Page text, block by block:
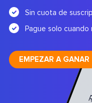
Sin cuota de
Pague solo cuando
EMPEZAR A GANAR